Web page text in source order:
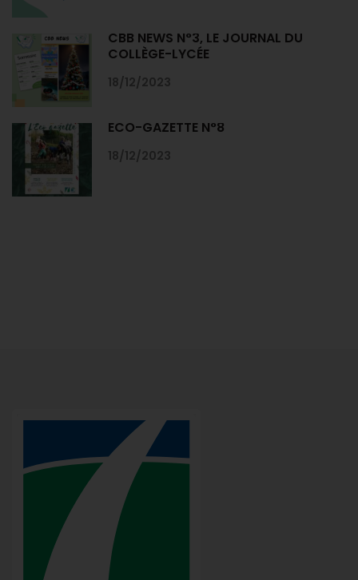
CBB NEWS N°3, LE JOURNAL DU
COLLÈGE-LYCÉE
18/12/2023
ECO-GAZETTE N°8
18/12/2023